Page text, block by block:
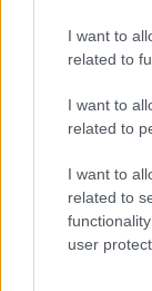
I want to
related to
I want to
related to
I want to
related to
user
Itt a vég a
További hírek
Mennyibe kerül
Keressen a